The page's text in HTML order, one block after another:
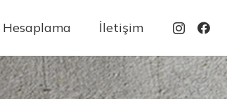
Hesaplama İletişim